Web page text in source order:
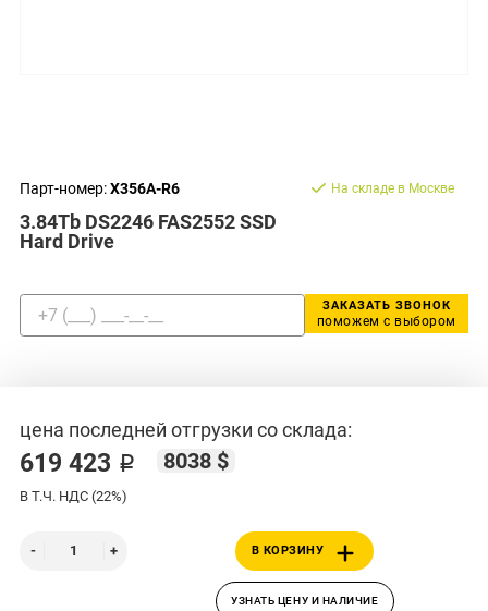
Парт-номер:X356A-R6
3.84Tb DS2246 FAS2552 SSD
Hard Drive
На складе в Москве
ЗАКАЗАТЬ ЗВОНОК
поможем с выбором
цена последней отгрузки со склада:
619 423 ₽ 8038 $
В Т.Ч. НДС (22%)
В КОРЗИНУ
УЗНАТЬ ЦЕНУ И НАЛИЧИЕ